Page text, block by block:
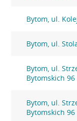
Bytom, ul.
Bytom, ul.
Bytom, ul.
Bytomskich 96
Bytom, ul.
Bytomskich 96